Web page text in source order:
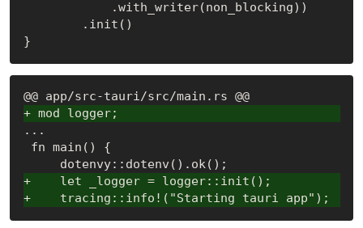
@@ app/src-tauri/src/main.rs @@
+ mod logger;
...
+    let _logger = logger::init();
+    tracing::info!("Starting tauri app");